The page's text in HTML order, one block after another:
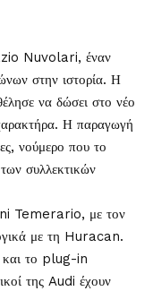
Nuvolari, έναν
στην ιστορία. Η
να δώσει στο νέο
Η παραγωγή
νούμερο που το
συλλεκτικών
Temerario, με τον
με τη Huracan.
και το plug-in
της Audi έχουν